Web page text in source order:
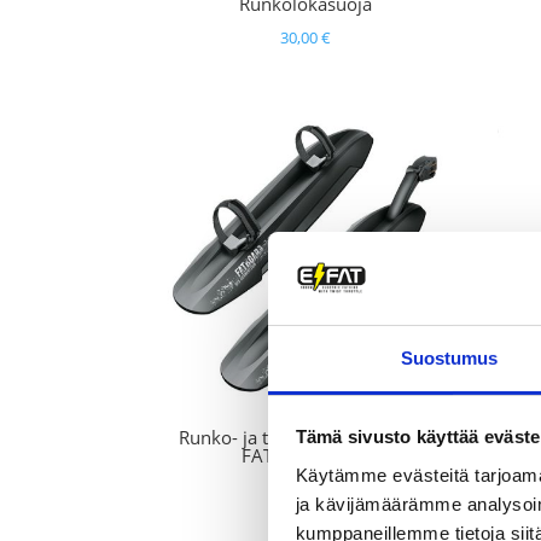
Suostumus
Tämä sivusto käyttää
Käytämme evästeitä
ja kävijämäärämme
kumppaneillemme tietoja
30,00€
Runko- ja takalokasuoja setti –
FATBOARD SET
65,00€